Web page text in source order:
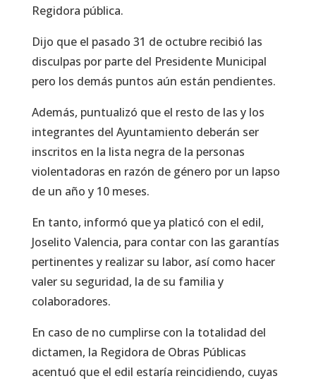
Regidora pública.
Dijo que el pasado 31 de octubre recibió las
disculpas por parte del Presidente Municipal
pero los demás puntos aún están pendientes.
Además, puntualizó que el resto de las y los
integrantes del Ayuntamiento deberán ser
inscritos en la lista negra de la personas
violentadoras en razón de género por un lapso
de un año y 10 meses.
En tanto, informó que ya platicó con el edil,
Joselito Valencia, para contar con las garantías
pertinentes y realizar su labor, así como hacer
valer su seguridad, la de su familia y
colaboradores.
En caso de no cumplirse con la totalidad del
dictamen, la Regidora de Obras Públicas
acentuó que el edil estaría reincidiendo, cuyas